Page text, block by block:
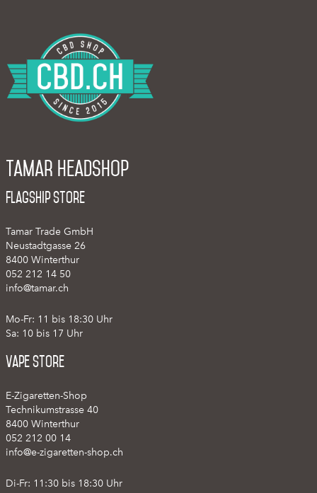
Tamar Headshop
Flagship Store
Tamar Trade GmbH
Neustadtgasse 26
8400 Winterthur
052 212 14 50
info@tamar.ch
Mo-Fr: 11 bis 18:30 Uhr
Sa: 10 bis 17 Uhr
Vape Store
E-Zigaretten-Shop
Technikumstrasse 40
8400 Winterthur
052 212 00 14
info@e-zigaretten-shop.ch
Di-Fr: 11:30 bis 18:30 Uhr